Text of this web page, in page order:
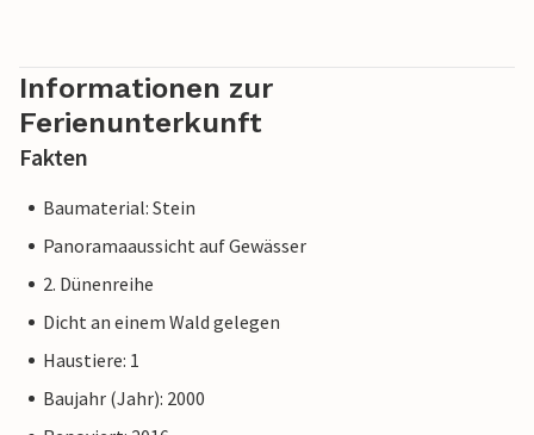
Informationen zur
Ferienunterkunft
Fakten
Baumaterial: Stein
Panoramaaussicht auf Gewässer
2. Dünenreihe
Dicht an einem Wald gelegen
Haustiere: 1
Baujahr (Jahr): 2000